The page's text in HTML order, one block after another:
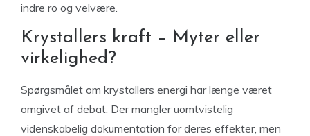
indre ro og velvære.
Krystallers kraft – Myter eller
virkelighed?
Spørgsmålet om krystallers energi har længe været
omgivet af debat. Der mangler uomtvistelig
videnskabelig dokumentation for deres effekter, men